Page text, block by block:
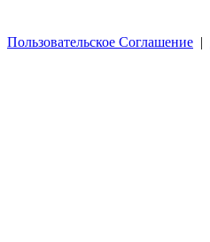
Пользовательское Соглашение |